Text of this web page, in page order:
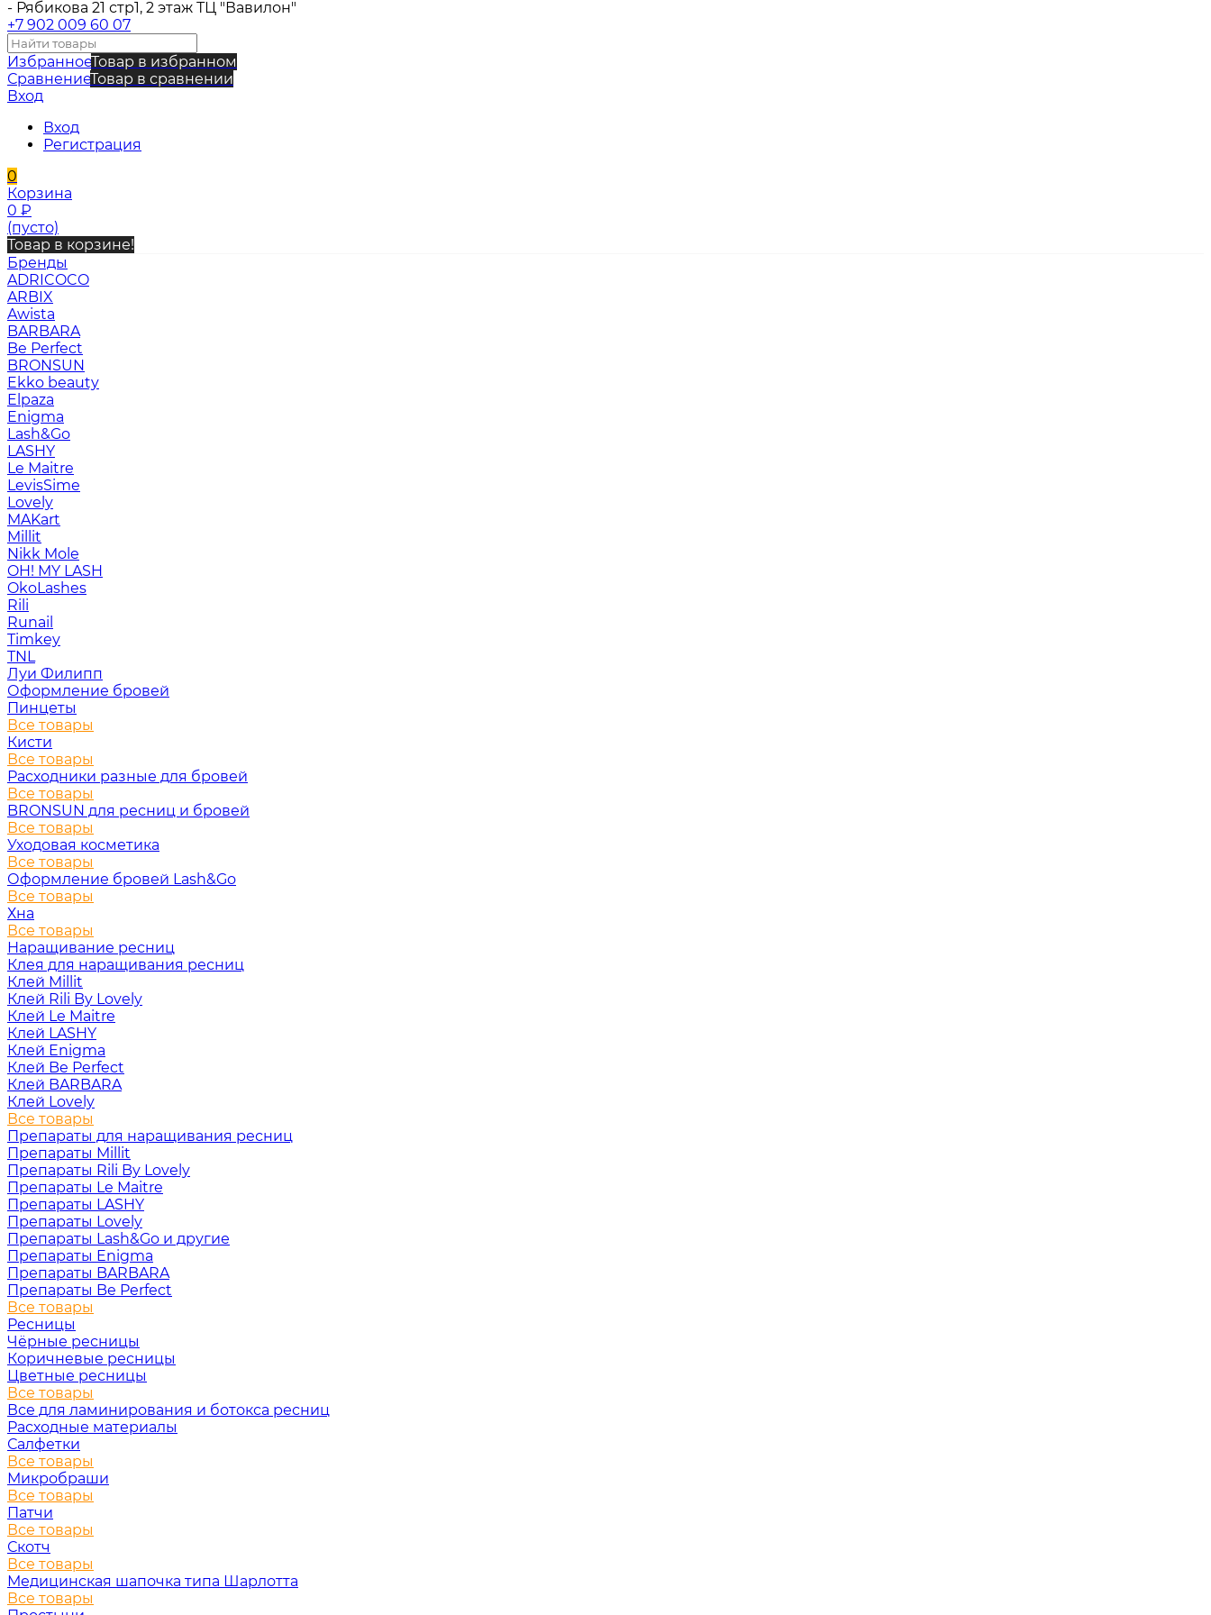
- Рябикова 21 стр1, 2 этаж ТЦ "Вавилон"
+7 902 009 60 07
ИзбранноеТовар в избранном
СравнениеТовар в сравнении
Вход
Вход
Регистрация
0
Корзина
0 ₽
(пусто)
Товар в корзине!
Бренды
ADRICOCO
ARBIX
Awista
BARBARA
Be Perfect
BRONSUN
Ekko beauty
Elpaza
Enigma
Lash&Go
LASHY
Le Maitre
LevisSime
Lovely
MAKart
Millit
Nikk Mole
OH! MY LASH
OkoLashes
Rili
Runail
Timkey
TNL
Луи Филипп
Оформление бровей
Пинцеты
Все товары
Кисти
Все товары
Расходники разные для бровей
Все товары
BRONSUN для ресниц и бровей
Все товары
Уходовая косметика
Все товары
Оформление бровей Lash&Go
Все товары
Хна
Все товары
Наращивание ресниц
Клея для наращивания ресниц
Клей Millit
Клей Rili By Lovely
Клей Le Maitre
Клей LASHY
Клей Enigma
Клей Be Perfect
Клей BARBARA
Клей Lovely
Все товары
Препараты для наращивания ресниц
Препараты Millit
Препараты Rili By Lovely
Препараты Le Maitre
Препараты LASHY
Препараты Lovely
Препараты Lash&Go и другие
Препараты Enigma
Препараты BARBARA
Препараты Be Perfect
Все товары
Ресницы
Чёрные ресницы
Коричневые ресницы
Цветные ресницы
Все товары
Все для ламинирования и ботокса ресниц
Расходные материалы
Салфетки
Все товары
Микробраши
Все товары
Патчи
Все товары
Скотч
Все товары
Медицинская шапочка типа Шарлотта
Все товары